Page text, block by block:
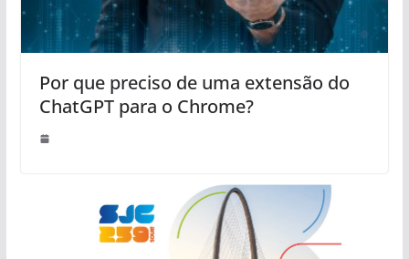
Por que preciso de uma extensão do
ChatGPT para o Chrome?